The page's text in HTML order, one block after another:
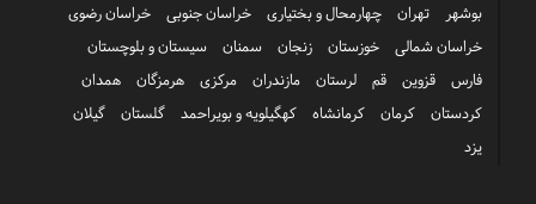
بوشهر
تهران چهارمحال و بختیاری خراسان جنوبی
خراسان رضوی
خراسان شمالی
خوزستان زنجان سمنان
سیستان و بلوچستان
فارس
قزوین قم لرستان مازندران مرکزی هرمزگان
همدان
کردستان
کرمان کرمانشاه کهگیلویه و بویراحمد گلستان
گیلان
یزد